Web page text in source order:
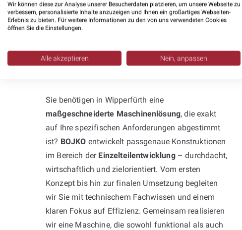
Professionelle
Sie benötigen in Wipperfürth eine
maßgeschneiderte Maschinenlösung, die exakt
auf Ihre spezifischen Anforderungen abgestimmt
ist? BOJKO entwickelt passgenaue Konstruktionen
im Bereich der Einzelteilentwicklung– durchdacht,
wirtschaftlich und zielorientiert. Vom ersten
Konzept bis hin zur finalen Umsetzung begleiten
wir Sie mit technischem Fachwissen und einem
klaren Fokus auf Effizienz. Gemeinsam realisieren
wir eine Maschine, die sowohl funktional als auch
Wir können diese zur Analyse unserer Besucherdaten platzieren, um unsere Webseite zu
verbessern, personalisierte Inhalte anzuzeigen und Ihnen ein großartiges Webseiten-
Erlebnis zu bieten. Für weitere Informationen zu den von uns verwendeten Cookies
öffnen Sie die Einstellungen.
Alle akzeptieren Nein, anpassen